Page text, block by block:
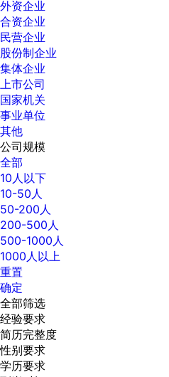
外资企业
合资企业
民营企业
股份制企业
集体企业
上市公司
国家机关
事业单位
其他
公司规模
全部
10人以下
10-50人
50-200人
200-500人
500-1000人
1000人以上
重置
确定
全部筛选
经验要求
简历完整度
性别要求
学历要求